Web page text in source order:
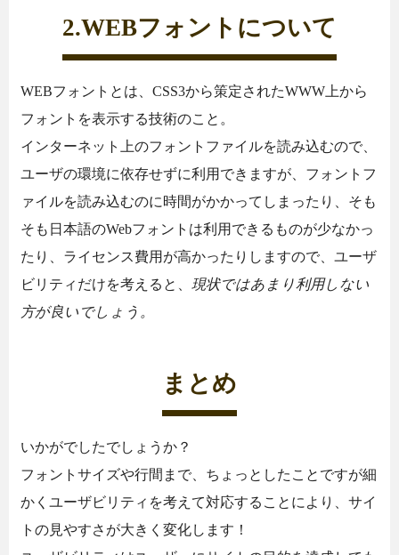
2.WEBフォントについて
WEBフォントとは、CSS3から策定されたWWW上から
フォントを表示する技術のこと。
インターネット上のフォントファイルを読み込むので、
ユーザの環境に依存せずに利用できますが、フォントフ
ァイルを読み込むのに時間がかかってしまったり、そも
そも日本語のWebフォントは利用できるものが少なかっ
たり、ライセンス費用が高かったりしますので、ユーザ
ビリティだけを考えると、現状ではあまり利用しない
方が良いでしょう。
まとめ
いかがでしたでしょうか？
フォントサイズや行間まで、ちょっとしたことですが細
かくユーザビリティを考えて対応することにより、サイ
トの見やすさが大きく変化します！